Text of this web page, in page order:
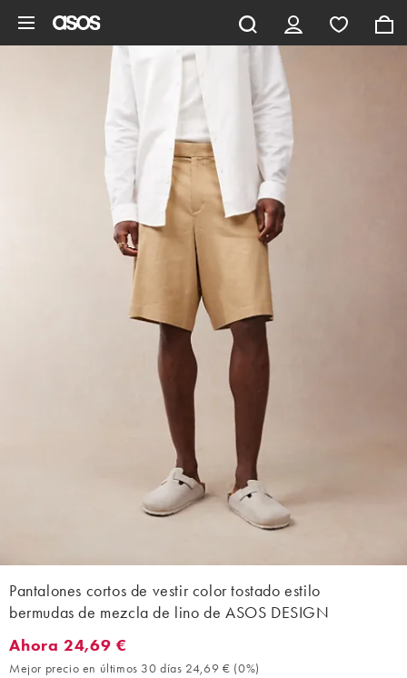
Pantalones cortos de vestir color tostado estilo
bermudas de mezcla de lino de ASOS DESIGN
Ahora 24,69 €. Mejor precio en últimos 30 días 24,69 € (0%).
Ahora 24,69 €
Mejor precio en últimos 30 días 24,69 € (0%)